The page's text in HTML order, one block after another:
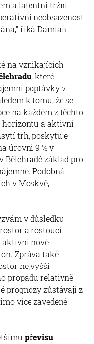
a latentní tržní
neobsazenost
říká Damian
na vznikajících
, které
poptávky v
k tomu, že se
na každém z těchto
horizontu a aktivní
trh, poskytuje
úrovni 9 % v
v Bělehradě základ pro
Podobná
v Moskvě,
v důsledku
a rostoucí
aktivní nové
Zpráva také
nejvyšší
propadu relativně
prognózy zůstávají z
více zavedené
převisu